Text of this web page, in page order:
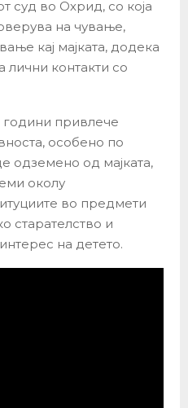
суд во Охрид, со која
на чување,
кај мајката, додека
лични контакти со
години привлече
особено по
одземено од мајката,
околу
во предмети
старателство и
на детето.